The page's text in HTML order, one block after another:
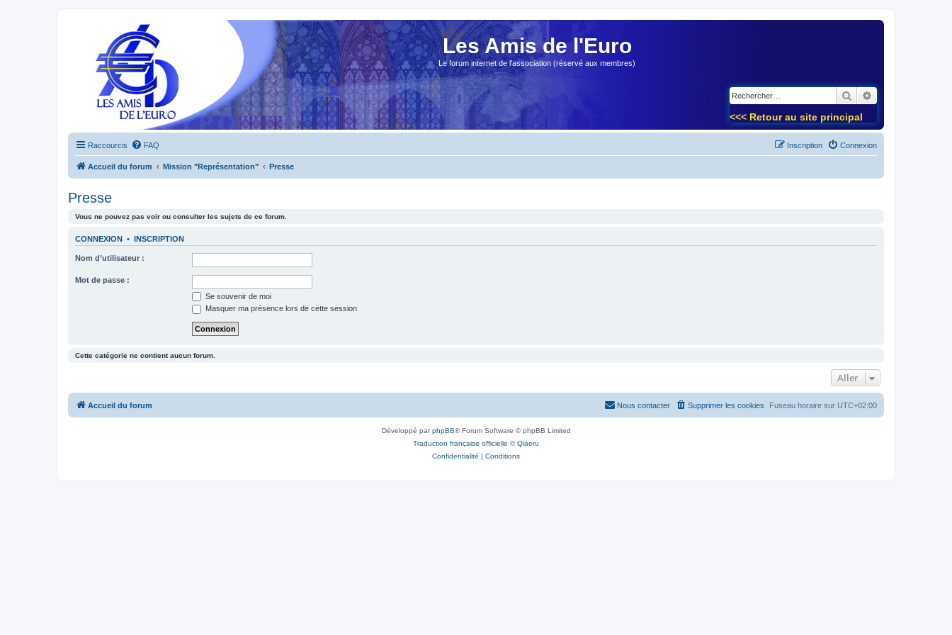
Les Amis de l'Euro
Le forum internet de l'association (réservé aux membres)
Rechercher
<<< Retour au site principal
Raccourcis FAQ Connexion
Inscription
Accueil du forum Mission "Représentation" Presse
Presse
Vous ne pouvez pas voir ou consulter les sujets de ce forum.
CONNEXION • INSCRIPTION
Nom d’utilisateur :
Mot de passe :
Se souvenir de moi
Masquer ma présence lors de cette session
Cette catégorie ne contient aucun forum.
Aller
Accueil du forum Fuseau horaire sur UTC+02:00
Supprimer les cookies
Nous contacter
Développé parphpBB® Forum Software © phpBB Limited
Traduction française officielle ©Qiaeru
Confidentialité | Conditions